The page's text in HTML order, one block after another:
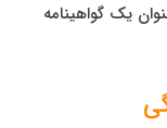
یک گواهینامه